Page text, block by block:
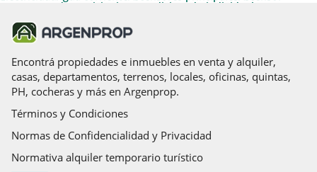
Ascensores de servicio Aire acondicionado individual
CalefacciónAcceso para personas con movilidad reducida
Calefacción tiro balanceado
Agua caliente
Encontrá propiedades e inmuebles en venta y alquiler,
casas, departamentos, terrenos, locales, oficinas, quintas,
PH, cocheras y más en Argenprop.
Términos y Condiciones
Normas de Confidencialidad y Privacidad
Normativa alquiler temporario turístico